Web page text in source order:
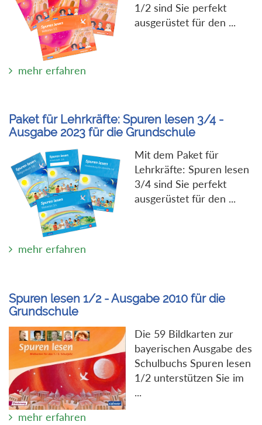
1/2 sind Sie perfekt
ausgerüstet für den ...
mehr erfahren
Paket für Lehrkräfte: Spuren lesen 3/4 -
Ausgabe 2023 für die Grundschule
Mit dem Paket für
Lehrkräfte: Spuren lesen
3/4 sind Sie perfekt
ausgerüstet für den ...
mehr erfahren
Spuren lesen 1/2 - Ausgabe 2010 für die
Grundschule
Die 59 Bildkarten zur
bayerischen Ausgabe des
Schulbuchs Spuren lesen
1/2 unterstützen Sie im
...
mehr erfahren